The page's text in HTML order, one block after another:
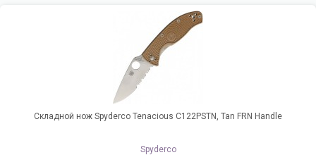
Складной нож Spyderco Tenacious C122PSTN, Tan FRN Handle
Spyderco